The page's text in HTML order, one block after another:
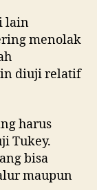
lain
menolak
diuji relatif
harus
Tukey.
bisa
maupun